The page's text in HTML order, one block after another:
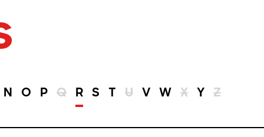
N O P Q R S T U V W X Y Z